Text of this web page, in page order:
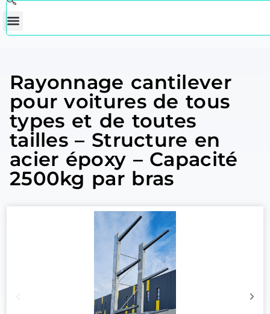
Rayonnage cantilever
pour voitures de tous
types et de toutes
tailles – Structure en
acier époxy – Capacité
2500kg par bras